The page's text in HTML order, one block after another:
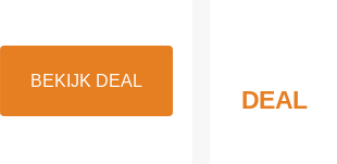
BEKIJK DEAL
DEAL